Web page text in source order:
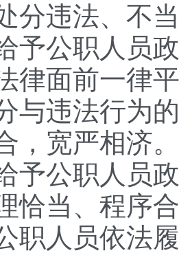
分违法、不
公职人员
律面前一律
与违法行为
，宽严相济。
公职人员
恰当、程序
人员依法